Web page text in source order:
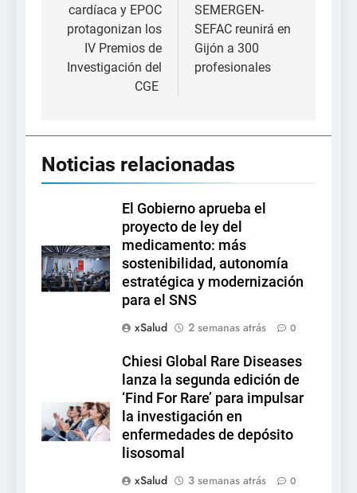
cardíaca y EPOC
protagonizan los
IV Premios de
Investigación del
CGE
SEMERGEN-
SEFAC reunirá en
Gijón a 300
profesionales
Noticias relacionadas
El Gobierno aprueba el
proyecto de ley del
medicamento: más
sostenibilidad, autonomía
estratégica y modernización
para el SNS
xSalud
2 semanas atrás 0
Chiesi Global Rare Diseases
lanza la segunda edición de
‘Find For Rare’ para impulsar
la investigación en
enfermedades de depósito
lisosomal
xSalud
3 semanas atrás 0